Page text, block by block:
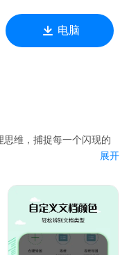
幕上查看与编辑同一文
大领域的精华知识。
电脑
维，捕捉每一个闪现的
、整理项目需求，还是
。
展开